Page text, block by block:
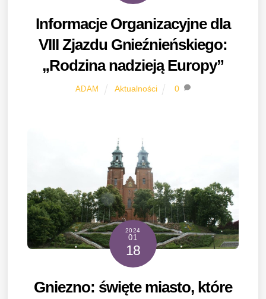
Informacje Organizacyjne dla
VIII Zjazdu Gnieźnieńskiego:
„Rodzina nadzieją Europy”
ADAM Aktualności 0
2024
01
18
Gniezno: święte miasto, które